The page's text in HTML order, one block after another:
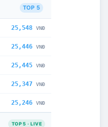
TOP 5
25,548 VNĐ
25,446 VNĐ
25,445 VNĐ
25,347 VNĐ
25,246 VNĐ
TOP 5 · LIVE